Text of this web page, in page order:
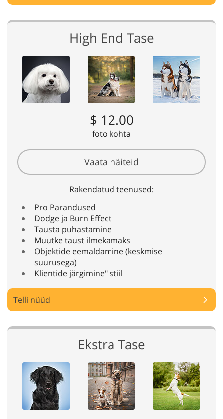
High End Tase
$ 12.00
foto kohta
Vaata näiteid
Rakendatud teenused:
Pro Parandused
Dodge ja Burn Effect
Tausta puhastamine
Muutke taust ilmekamaks
Objektide eemaldamine (keskmise
suurusega)
Klientide järgimine" stiil
Telli nüüd
Ekstra Tase